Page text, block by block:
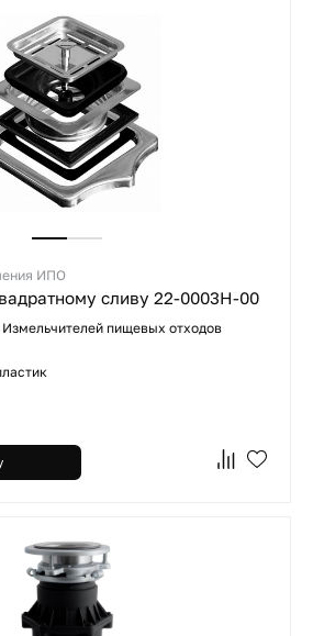
ИПО
сливу 22-0003H-00
Измельчителей пищевых отходов